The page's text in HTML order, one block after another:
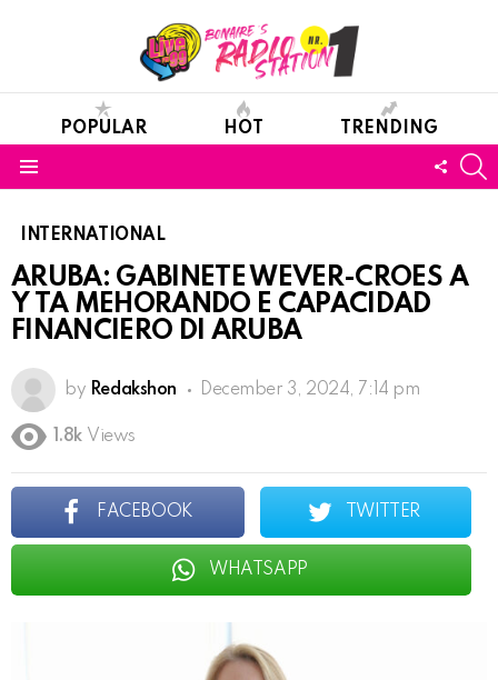
POPULAR HOT TRENDING
INTERNATIONAL
ARUBA: GABINETE WEVER-CROES A
Y TA MEHORANDO E CAPACIDAD
FINANCIERO DI ARUBA
by Redakshon December 3, 2024, 7:14 pm
1.8k Views
FACEBOOK TWITTER
WHATSAPP